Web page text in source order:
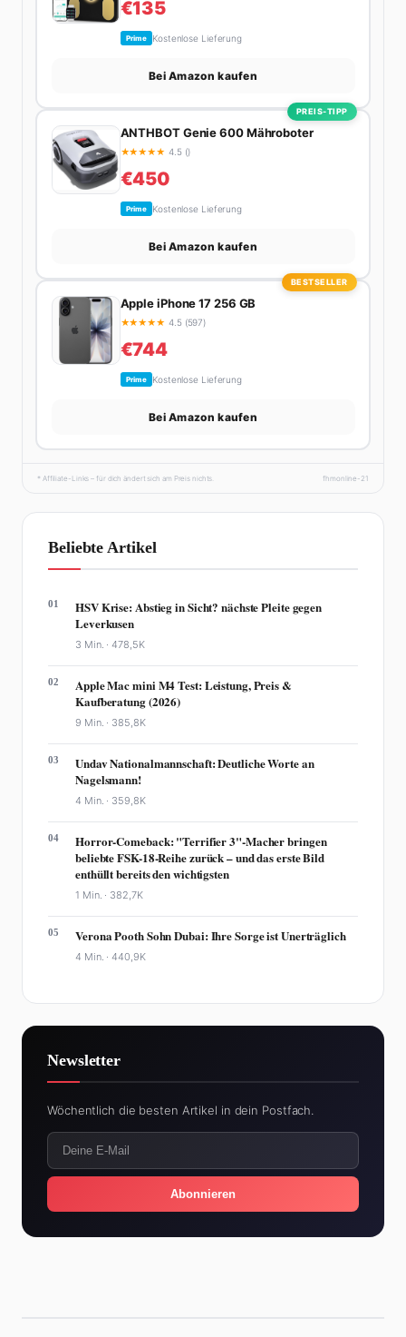
€135
Prime Kostenlose Lieferung
Bei Amazon kaufen
PREIS-TIPP
ANTHBOT Genie 600 Mähroboter
★★★★★ 4.5 ()
€450
Prime Kostenlose Lieferung
Bei Amazon kaufen
BESTSELLER
Apple iPhone 17 256 GB
★★★★★ 4.5 (597)
€744
Prime Kostenlose Lieferung
Bei Amazon kaufen
* Affiliate-Links – für dich ändert sich am Preis nichts. fhmonline-21
Beliebte Artikel
01
HSV Krise: Abstieg in Sicht? nächste Pleite gegen
Leverkusen
3 Min. ·478,5K
02
Apple Mac mini M4 Test: Leistung, Preis &
Kaufberatung (2026)
9 Min. · 385,8K
03
Undav Nationalmannschaft: Deutliche Worte an
Nagelsmann!
4 Min. · 359,8K
04
Horror-Comeback: "Terrifier 3"-Macher bringen
beliebte FSK-18-Reihe zurück – und das erste Bild
enthüllt bereits den wichtigsten
1 Min. · 382,7K
05 Verona Pooth Sohn Dubai: Ihre Sorge ist Unerträglich
4 Min. ·440,9K
Newsletter
Wöchentlich die besten Artikel in dein Postfach.
Abonnieren